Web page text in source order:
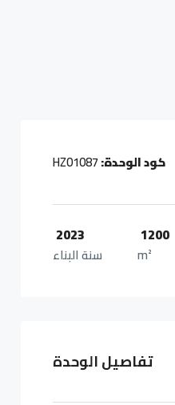
كود الوحدة:
1200
m²
2023
سنة البناء
تفاصيل الوحدة